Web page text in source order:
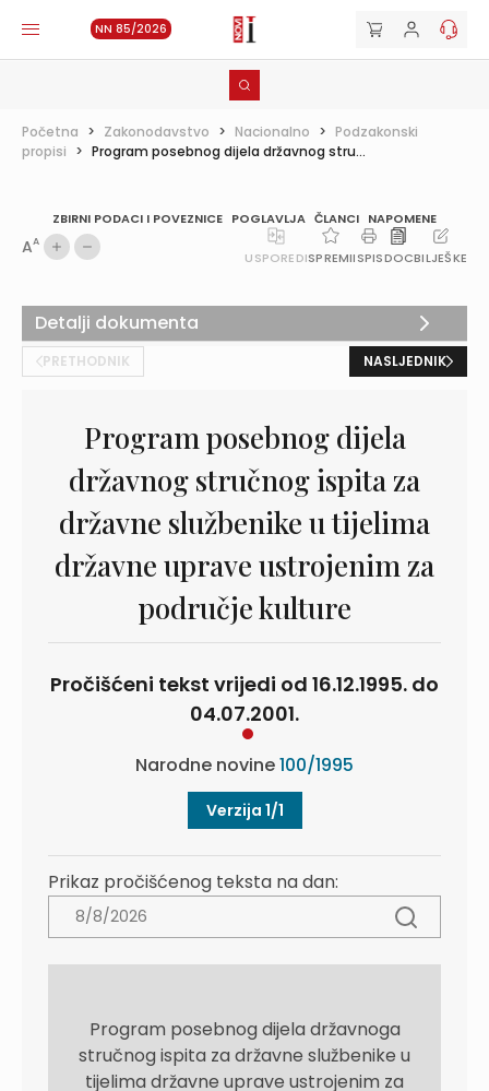
NN 85/2026
Početna > Zakonodavstvo > Nacionalno > Podzakonski
propisi > Program posebnog dijela državnog stru...
ZBIRNI PODACI I POVEZNICE POGLAVLJA ČLANCI NAPOMENE
AA
USPOREDISPREMIISPISDOCBILJEŠKE
PRETHODNIK NASLJEDNIK
Program posebnog dijela
državnog stručnog ispita za
državne službenike u tijelima
državne uprave ustrojenim za
područje kulture
Pročišćeni tekst vrijedi od 16.12.1995. do
04.07.2001.
Narodne novine100/1995
Verzija 1/1
Prikaz pročišćenog teksta na dan:
Program posebnog dijela državnoga
stručnog ispita za državne službenike u
tijelima državne uprave ustrojenim za
Detalji dokumenta